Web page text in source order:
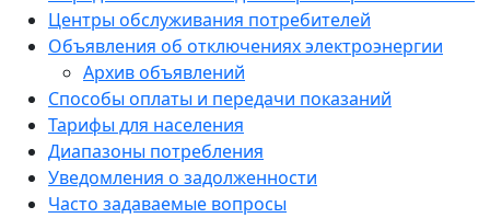
Центры обслуживания потребителей
Объявления об отключениях электроэнергии
Архив объявлений
Способы оплаты и передачи показаний
Тарифы для населения
Диапазоны потребления
Уведомления о задолженности
Часто задаваемые вопросы